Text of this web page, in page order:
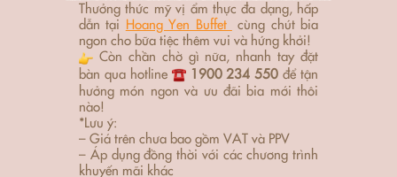
Thưởng thức mỹ vị ẩm thực đa dạng, hấp
dẫn tại Hoang Yen Buffet cùng chút bia
ngon cho bữa tiệc thêm vui và hứng khởi!
Còn chần chờ gì nữa, nhanh tay đặt
bàn qua hotline
1900 234 550 để tận
hưởng món ngon và ưu đãi bia mới thôi
nào!
*Lưu ý:
– Giá trên chưa bao gồm VAT và PPV
– Áp dụng đồng thời với các chương trình
khuyến mãi khác